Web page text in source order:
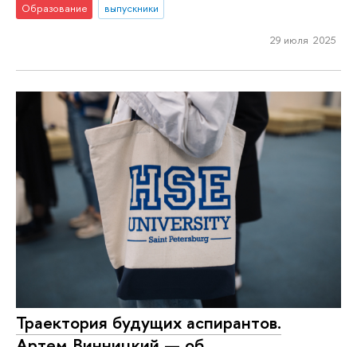
Образование выпускники
29 июля 2025
Траектория будущих аспирантов.